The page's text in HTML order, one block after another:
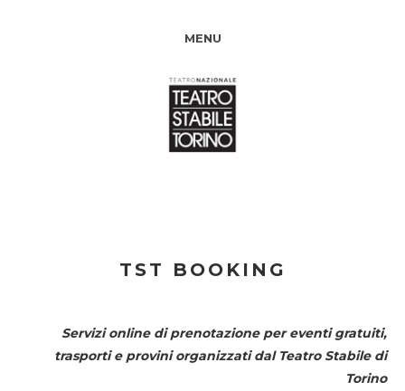
MENU
TST BOOKING
Servizi online di prenotazione per eventi gratuiti,
trasporti e provini organizzati dal Teatro Stabile di
Torino